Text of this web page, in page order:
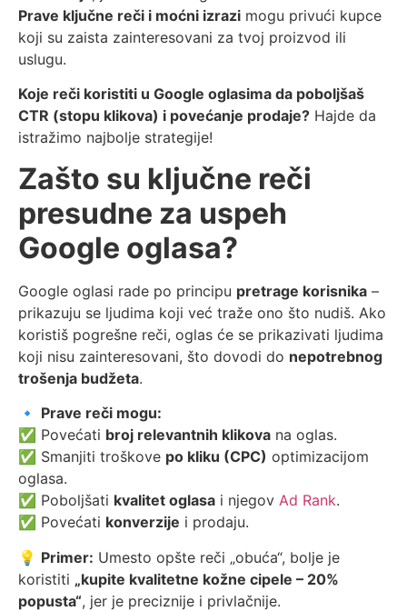
Prave ključne reči i moćni izrazi mogu privući kupce
koji su zaista zainteresovani za tvoj proizvod ili
uslugu.
Koje reči koristiti u Google oglasima da poboljšaš
CTR (stopu klikova) i povećanje prodaje? Hajde da
istražimo najbolje strategije!
Zašto su ključne reči
presudne za uspeh
Google oglasa?
Google oglasi rade po principu pretrage korisnika –
prikazuju se ljudima koji već traže ono što nudiš. Ako
koristiš pogrešne reči, oglas će se prikazivati ljudima
koji nisu zainteresovani, što dovodi do nepotrebnog
trošenja budžeta.
🔹 Prave reči mogu:
✅ Povećati broj relevantnih klikova na oglas.
✅ Smanjiti troškove po kliku (CPC) optimizacijom
oglasa.
✅ Poboljšati kvalitet oglasa i njegov Ad Rank.
✅ Povećati konverzije i prodaju.
💡 Primer: Umesto opšte reči „obuća“, bolje je
koristiti „kupite kvalitetne kožne cipele – 20%
popusta“, jer je preciznije i privlačnije.